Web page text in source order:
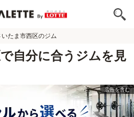
いたま市西区のジム
自分に合うジムを見